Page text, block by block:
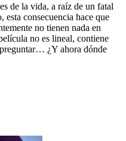
de la vida, a raíz de un fatal
esta consecuencia hace que
no tienen nada en
no es lineal, contiene
¿Y ahora dónde